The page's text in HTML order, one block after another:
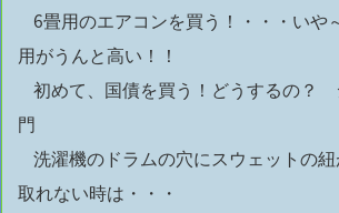
6畳用のエアコンを買う！・・・いや
用がうんと高い！！
初めて、国債を買う！どうするの？
門
洗濯機のドラムの穴にスウェットの紐
取れない時は・・・